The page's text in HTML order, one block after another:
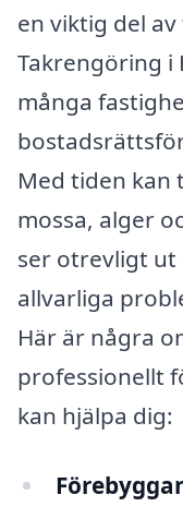
en viktig del
Takrengöring i
många
Med tiden kan
mossa, alger
ser otrevligt ut
allvarliga
Här är några
professionellt
kan hjälpa dig: